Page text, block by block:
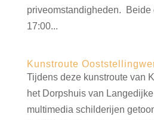
priveomstandigheden. Beide
17:00...
Kunstroute
Tijdens deze kunstroute van
het Dorpshuis van
multimedia schilderijen